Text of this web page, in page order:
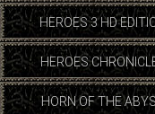
HEROES 3 HD
HEROES
HORN OF THE